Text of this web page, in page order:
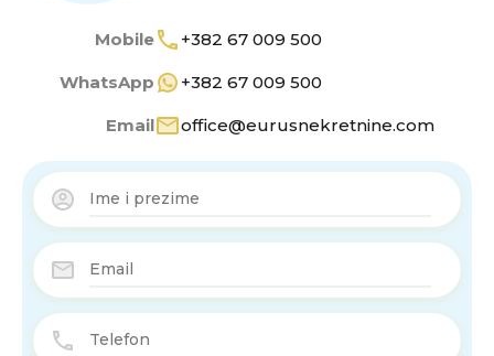
Mobile +382 67 009 500
WhatsApp +382 67 009 500
Email office@eurusnekretnine.com